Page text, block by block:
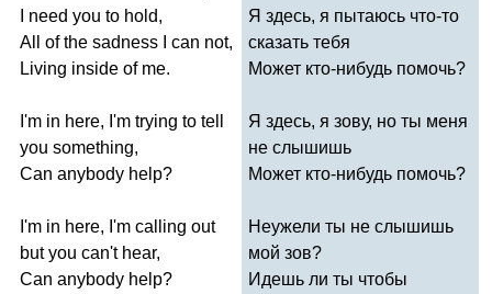
need you to hold,
All
of the sadness can not,
Living inside of me.
I'm in here, I'm trying to tell
you something,
Can anybody help?
I'm in here, I'm calling out
but you can't hear,
Can anybody help?
Я здесь, я пытаюсь что-то
сказать тебя
Может кто-нибудь помочь?
Я здесь, я зову, но ты меня
не слышишь
Может кто-нибудь помочь?
Неужели ты не слышишь
мой зов?
Идешь ли ты чтобы